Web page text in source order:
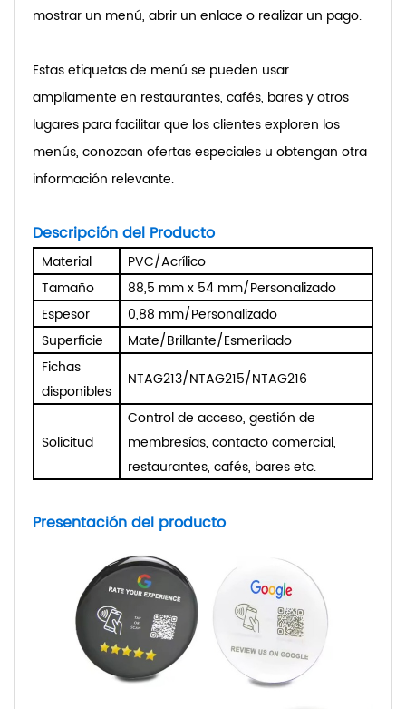
mostrar un menú, abrir un enlace o realizar un pago.
Estas etiquetas de menú se pueden usar
ampliamente en restaurantes, cafés, bares y otros
lugares para facilitar que los clientes exploren los
menús, conozcan ofertas especiales u obtengan otra
información relevante.
Descripción del Producto
Material
PVC/Acrílico
Tamaño
88,5 mm x 54 mm/Personalizado
Espesor
0,88 mm/Personalizado
Superficie
Mate/Brillante/Esmerilado
Fichas
disponibles
NTAG213/NTAG215/NTAG216
Solicitud
Control de acceso, gestión de
membresías, contacto comercial,
restaurantes, cafés, baresetc.
Presentación del producto